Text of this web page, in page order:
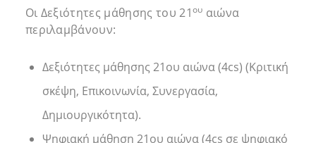
Οι Δεξιότητες μάθησης του 21ου αιώνα
περιλαμβάνουν:
Δεξιότητες μάθησης 21ου αιώνα (4cs) (Κριτική
σκέψη, Επικοινωνία, Συνεργασία,
Δημιουργικότητα).
Ψηφιακή μάθηση 21ου αιώνα (4cs σε ψηφιακό